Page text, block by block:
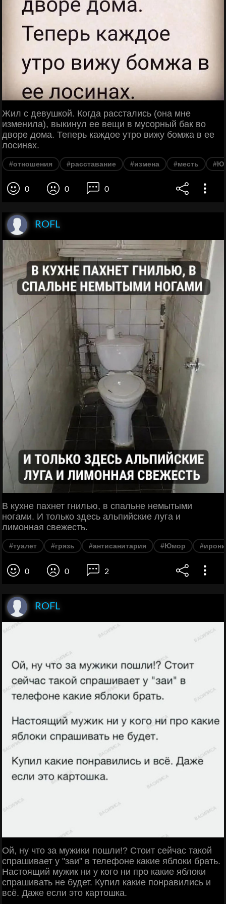
Жил с девушкой. Когда расстались (она мне
изменила), выкинул ее вещи в мусорный бак во
дворе дома. Теперь каждое утро вижу бомжа в ее
лосинах.
#отношения #расставание #измена #месть
0 0 0
ROFL
В кухне пахнет гнилью, в спальне немытыми
ногами. И только здесь альпийские луга и
лимонная свежесть.
#туалет #грязь #антисанитария #Юмор
0 0 2
ROFL
Ой, ну что за мужики пошли!? Стоит сейчас такой
спрашивает у "заи" в телефоне какие яблоки брать.
Настоящий мужик ни у кого ни про какие яблоки
спрашивать не будет. Купил какие понравились и
всё. Даже если это картошка.